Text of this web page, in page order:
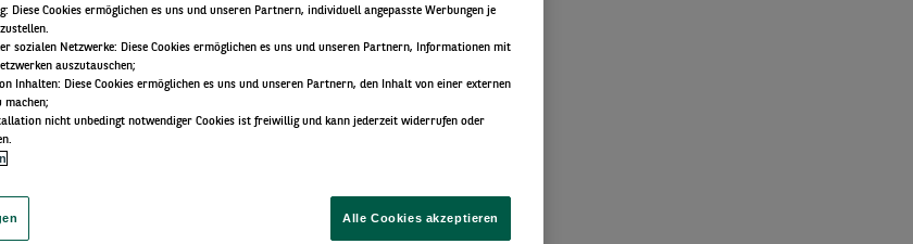
Diese Cookies ermöglichen es uns und unseren Partnern, individuell angepasste Werbungen je
sozialen Netzwerke: Diese Cookies ermöglichen es uns und unseren Partnern, Informationen mit
auszutauschen;
Inhalten: Diese Cookies ermöglichen es uns und unseren Partnern, den Inhalt von einer externen
machen;
nicht unbedingt notwendiger Cookies ist freiwillig und kann jederzeit widerrufen oder
Alle Cookies akzeptieren